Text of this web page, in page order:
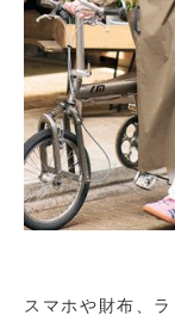
スマホや財布、